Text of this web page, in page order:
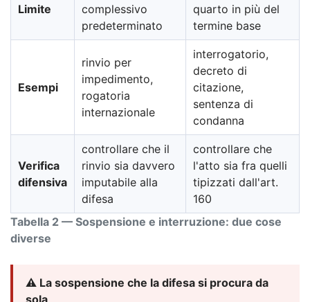
Tabella 2 — Sospensione e interruzione: due cose
diverse
Limite
complessivo
predeterminato
quarto in più del
termine base
Esempi
rinvio per
impedimento,
rogatoria
internazionale
interrogatorio,
decreto di
citazione,
sentenza di
condanna
Verifica
difensiva
controllare che il
rinvio sia davvero
imputabile alla
difesa
controllare che
l'atto sia fra quelli
tipizzati dall'art.
160
⚠️ La sospensione che la difesa si procura da
sola